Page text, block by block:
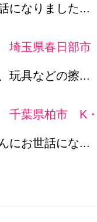
になりました...
埼玉県春日部
玩具などの擦...
千葉県柏市 K
にお世話にな...